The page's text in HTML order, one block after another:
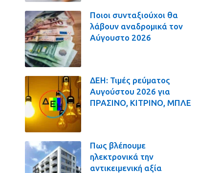
Ποιοι συνταξιούχοι θα
λάβουν αναδρομικά τον
Αύγουστο 2026
ΔΕΗ: Τιμές ρεύματος
Αυγούστου 2026 για
ΠΡΑΣΙΝΟ, ΚΙΤΡΙΝΟ, ΜΠΛΕ
Πως βλέπουμε
ηλεκτρονικά την
αντικειμενική αξία